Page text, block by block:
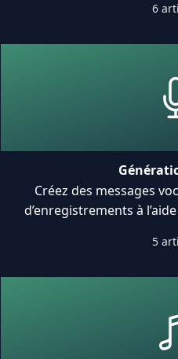
6
Créez des messages
d’enregistrements à
5